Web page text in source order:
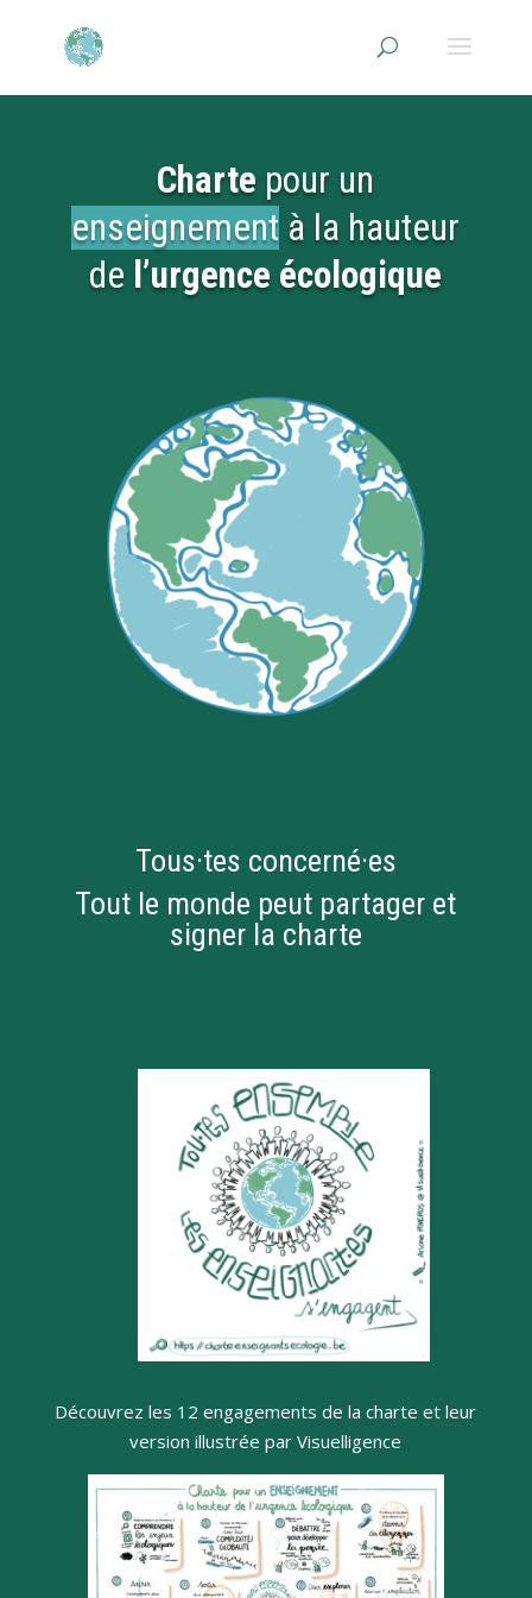
Charte pour un
enseignement à la hauteur
de l’urgence écologique
Tous·tes concerné·es
Tout le monde peut partager et
signer la charte
Découvrez les 12 engagements de la charte et leur
version illustrée par Visuelligence